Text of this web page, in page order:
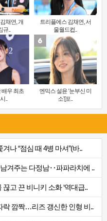
채연, 개
규..
트리플에스 김채연, 서
울월드컵..
..
엔믹스 설윤 ‘눈부신 미
소’[포..
나 “점심 때 4병 마셔”(바..
겨주는 다정남‥파파라치에 ..
고 끈 비니키 소화 ‘역대급..
락 깜짝…리즈 갱신한 인형 비..